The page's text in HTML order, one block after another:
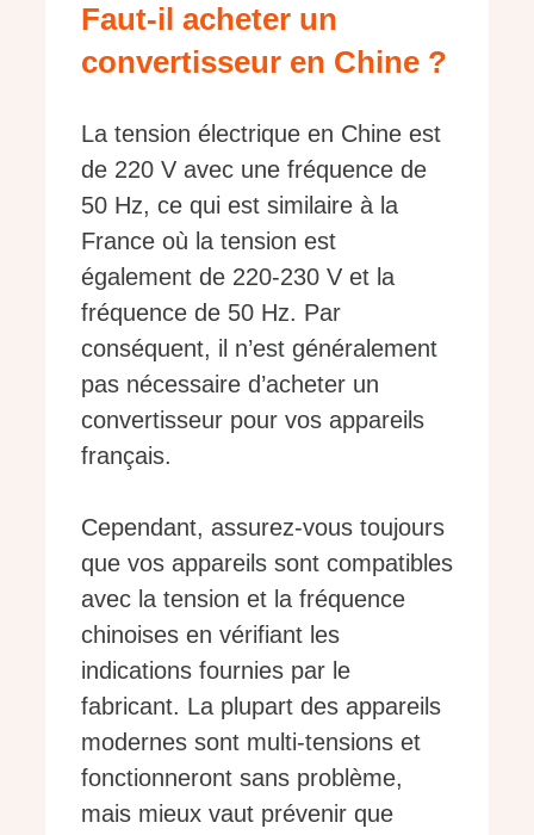
Faut-il acheter un
convertisseur en Chine ?
La tension électrique en Chine est
de 220 V avec une fréquence de
50 Hz, ce qui est similaire à la
France où la tension est
également de 220-230 V et la
fréquence de 50 Hz. Par
conséquent, il n’est généralement
pas nécessaire d’acheter un
convertisseur pour vos appareils
français.
Cependant, assurez-vous toujours
que vos appareils sont compatibles
avec la tension et la fréquence
chinoises en vérifiant les
indications fournies par le
fabricant. La plupart des appareils
modernes sont multi-tensions et
fonctionneront sans problème,
mais mieux vaut prévenir que